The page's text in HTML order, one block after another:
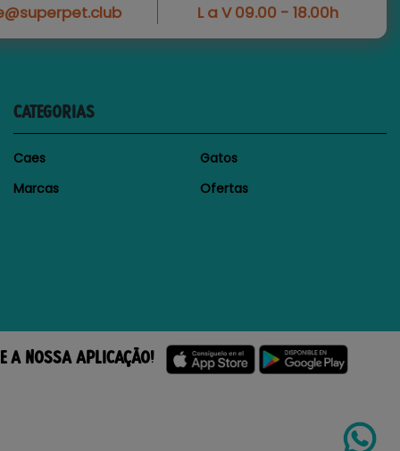
L a V 09.00 - 18.00h
CATEGORIAS
Caes
Gatos
Marcas
Ofertas
A NOSSA APLICAÇÃO!